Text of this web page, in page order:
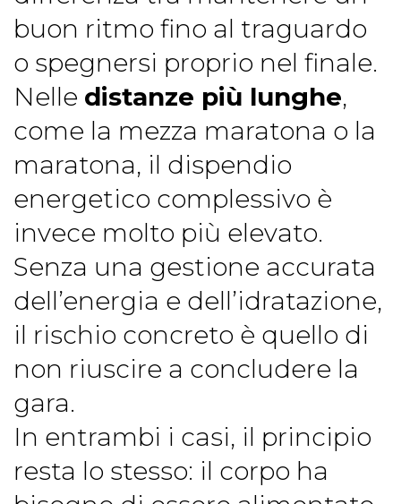
buon ritmo fino al traguardo
o spegnersi proprio nel finale.
Nelle distanze più lunghe,
come la mezza maratona o la
maratona, il dispendio
energetico complessivo è
invece molto più elevato.
Senza una gestione accurata
dell’energia e dell’idratazione,
il rischio concreto è quello di
non riuscire a concludere la
gara.
In entrambi i casi, il principio
resta lo stesso: il corpo ha